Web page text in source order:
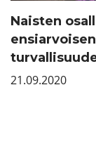
Naisten
21.09.2020